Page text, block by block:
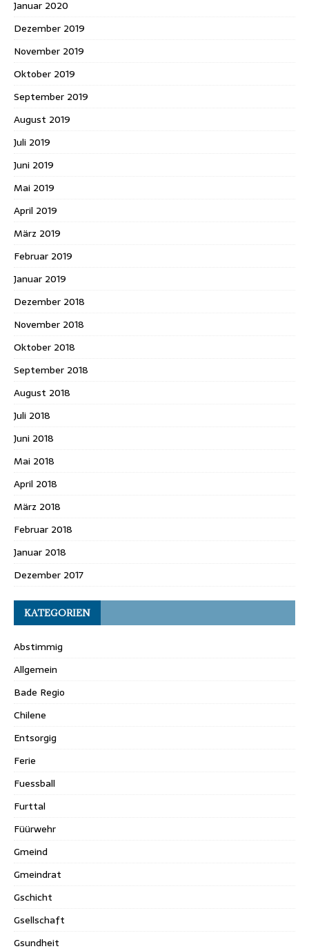
Januar 2020
Dezember 2019
November 2019
Oktober 2019
September 2019
August 2019
Juli 2019
Juni 2019
Mai 2019
April 2019
März 2019
Februar 2019
Januar 2019
Dezember 2018
November 2018
Oktober 2018
September 2018
August 2018
Juli 2018
Juni 2018
Mai 2018
April 2018
März 2018
Februar 2018
Januar 2018
Dezember 2017
KATEGORIEN
Abstimmig
Allgemein
Bade Regio
Chilene
Entsorgig
Ferie
Fuessball
Furttal
Füürwehr
Gmeind
Gmeindrat
Gschicht
Gsellschaft
Gsundheit